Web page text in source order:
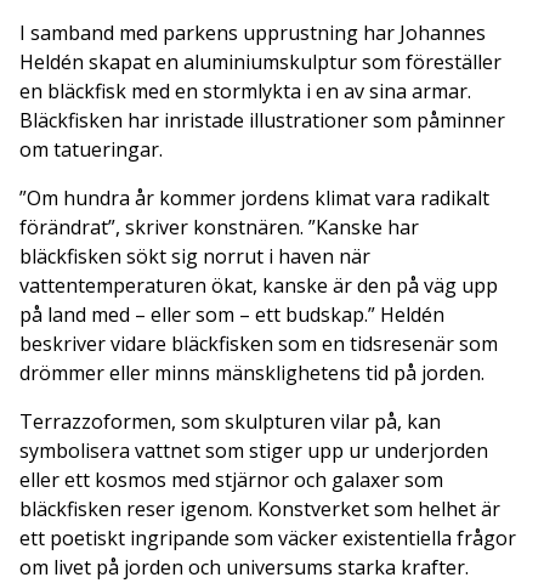
I samband med parkens upprustning har Johannes
Heldén skapat en aluminiumskulptur som föreställer
en bläckfisk med en stormlykta i en av sina armar.
Bläckfisken har inristade illustrationer som påminner
om tatueringar.
”Om hundra år kommer jordens klimat vara radikalt
förändrat”, skriver konstnären. ”Kanske har
bläckfisken sökt sig norrut i haven när
vattentemperaturen ökat, kanske är den på väg upp
på land med – eller som – ett budskap.” Heldén
beskriver vidare bläckfisken som en tidsresenär som
drömmer eller minns mänsklighetens tid på jorden.
Terrazzoformen, som skulpturen vilar på, kan
symbolisera vattnet som stiger upp ur underjorden
eller ett kosmos med stjärnor och galaxer som
bläckfisken reser igenom. Konstverket som helhet är
ett poetiskt ingripande som väcker existentiella frågor
om livet på jorden och universums starka krafter.